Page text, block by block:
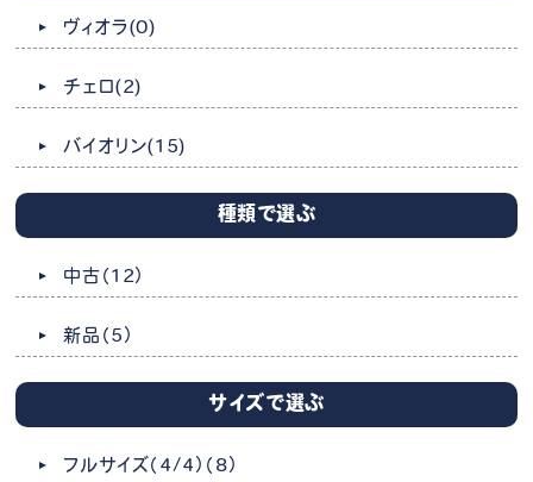
ヴィオラ(0)
チェロ(2)
バイオリン(15)
種類で選ぶ
中古 （12）
新品 （5）
サイズで選ぶ
フルサイズ（4/4） （8）